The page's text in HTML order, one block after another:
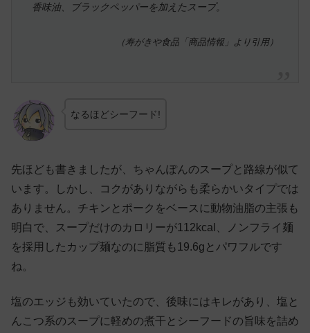
香味油、ブラックペッパーを加えたスープ。
（寿がきや食品「商品情報」より引用）
なるほどシーフード!
先ほども書きましたが、ちゃんぽんのスープと路線が似て
います。しかし、コクがありながらも柔らかいタイプでは
ありません。チキンとポークをベースに動物油脂の主張も
明白で、スープだけのカロリーが112kcal、ノンフライ麺
を採用したカップ麺なのに脂質も19.6gとパワフルです
ね。
塩のエッジも効いていたので、後味にはキレがあり、塩と
んこつ系のスープに軽めの煮干とシーフードの旨味を詰め